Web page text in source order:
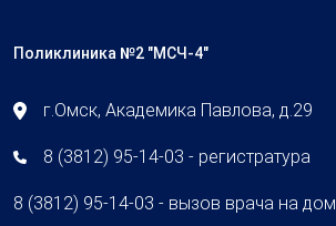
Поликлиника №2 "МСЧ-4"
г.Омск, Академика Павлова, д.29
8 (3812) 95-14-03 - регистратура
8 (3812) 95-14-03 - вызов врача на дом